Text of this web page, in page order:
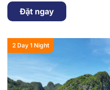
Đặt ngay
2 Day 1 Night